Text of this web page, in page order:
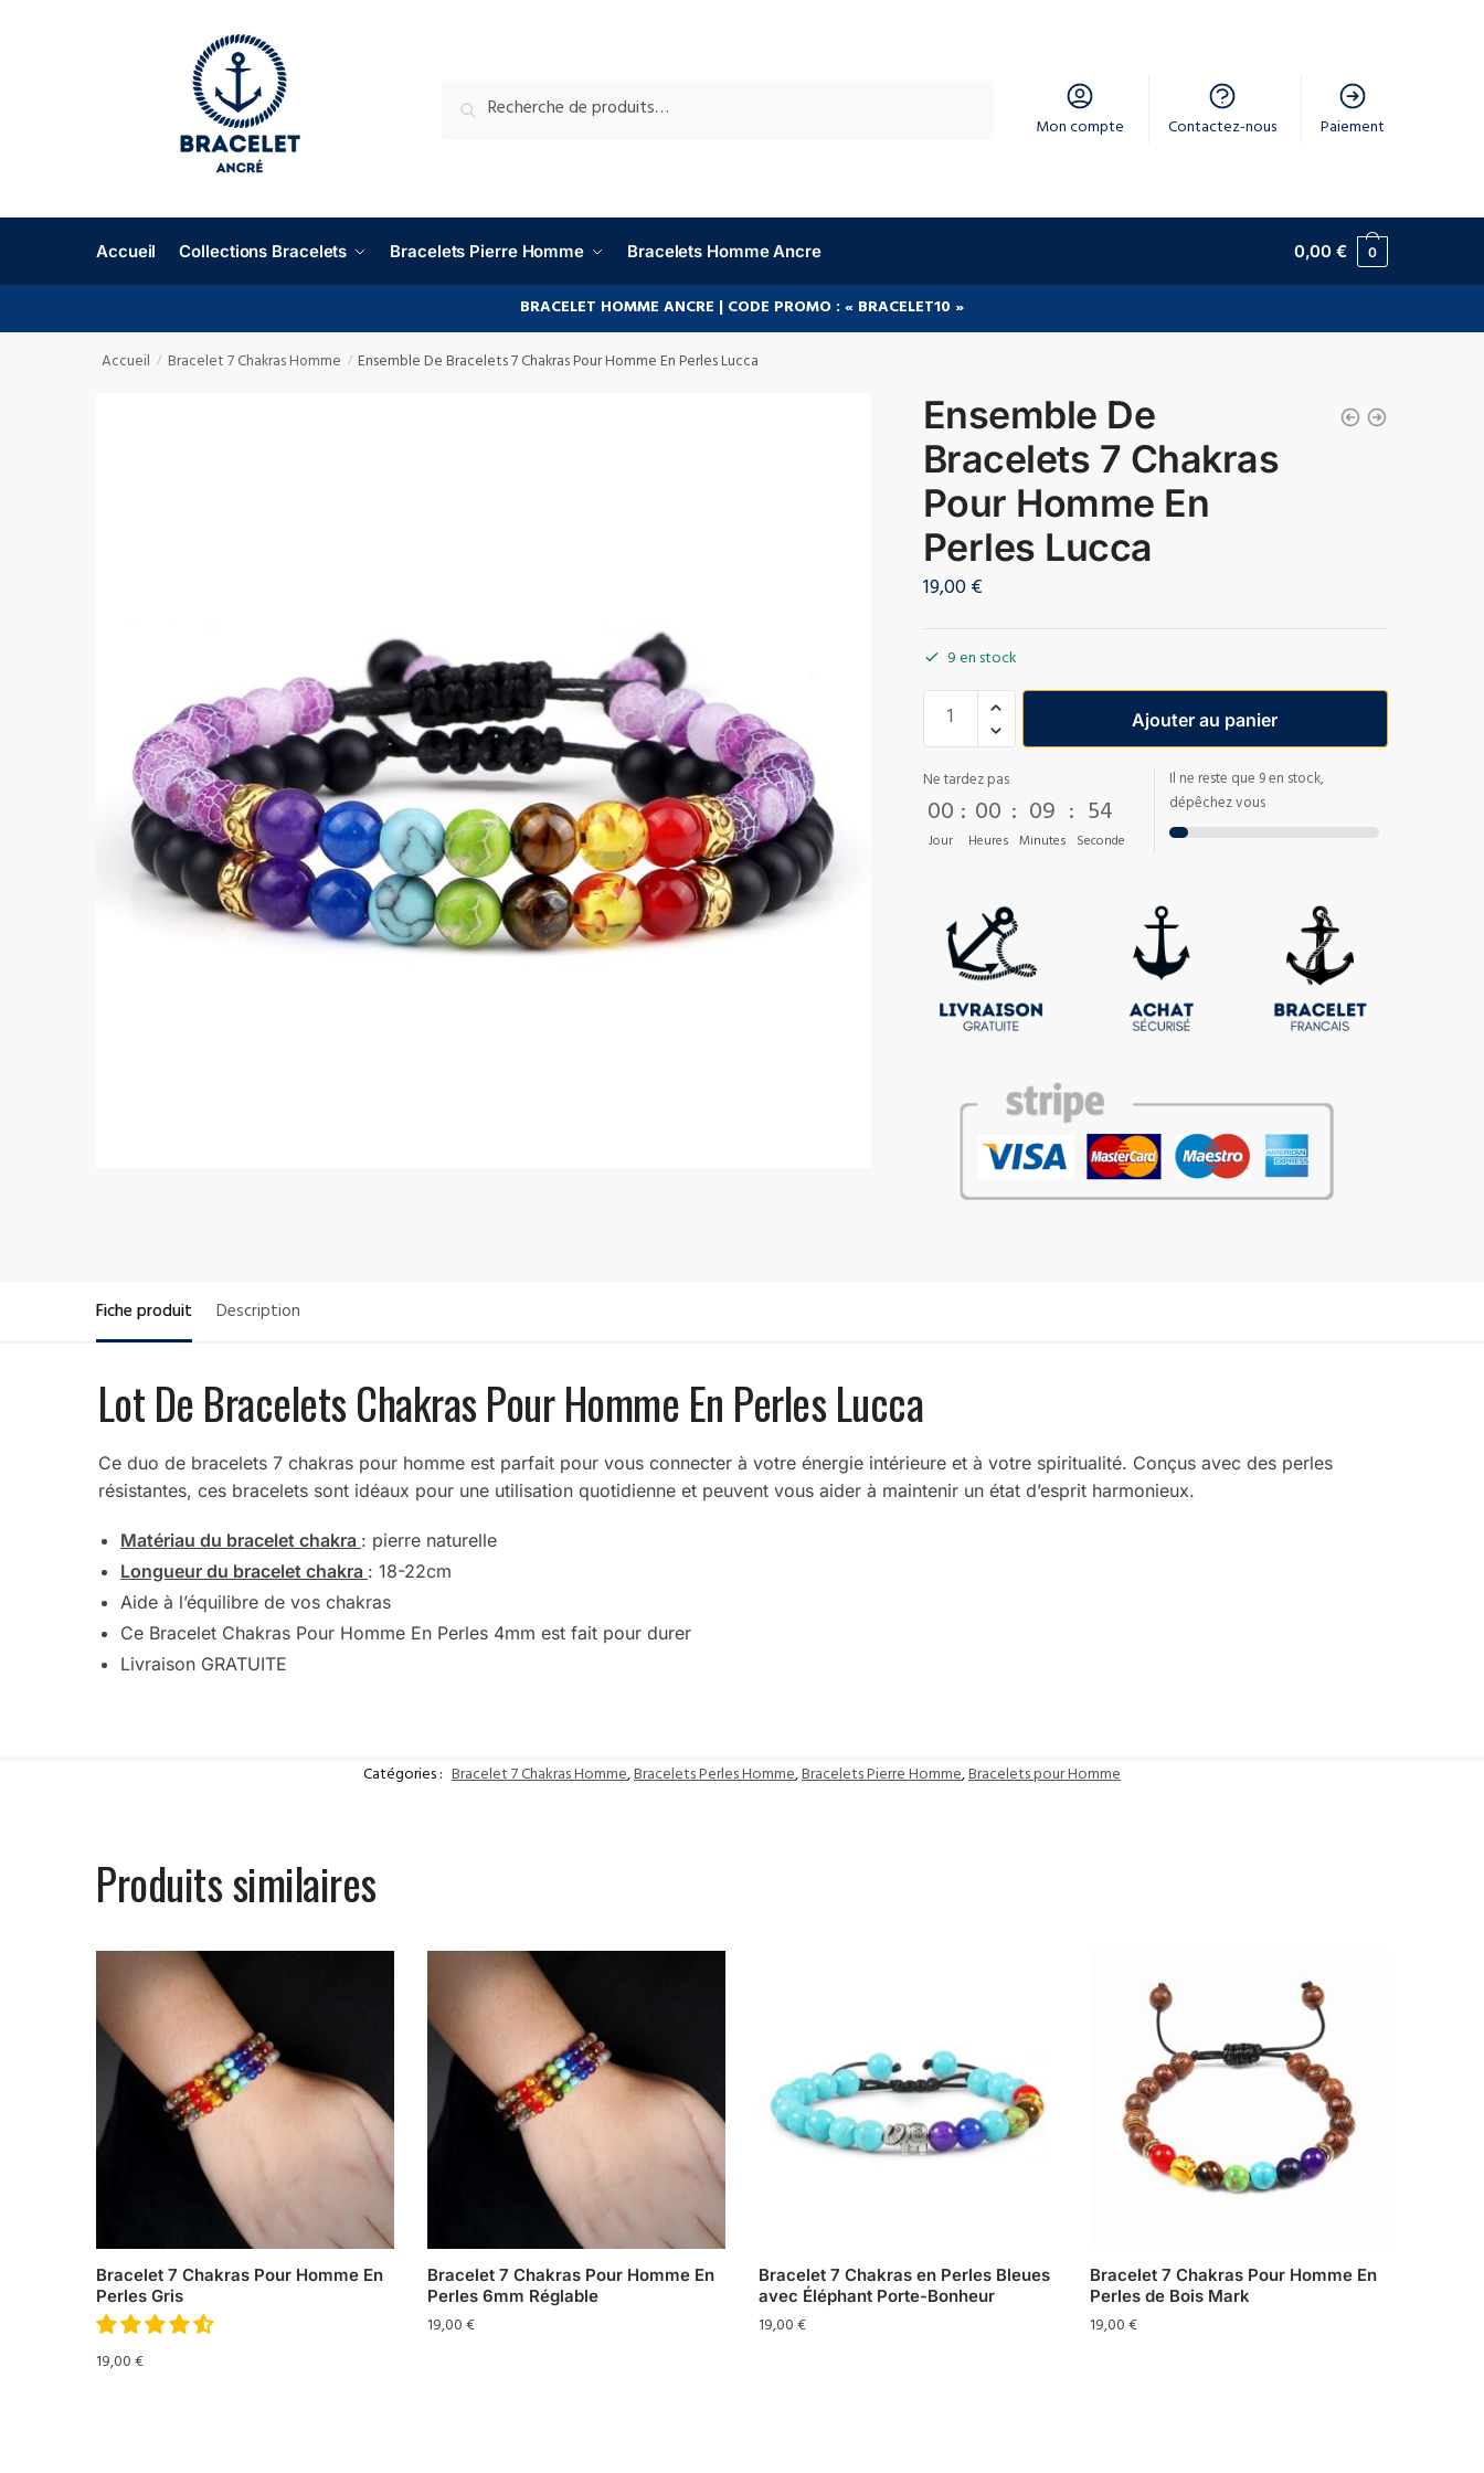
Mon compte Contactez-nous Paiement
Accueil Collections Bracelets Bracelets Pierre Homme Bracelets Homme Ancre 0,00€ 0
BRACELET HOMME ANCRE | CODE PROMO : « BRACELET10 »
Accueil / Bracelet 7 Chakras Homme / Ensemble De Bracelets 7 Chakras Pour Homme En Perles Lucca
Ensemble De
Bracelets 7 Chakras
Pour Homme En
Perles Lucca
19,00€
9 en stock
Ajouter au panier
Ne tardez pas
00
Jour
: 00
Heures
: 09
Minutes
: 53
Seconde
Il ne reste que 9 en stock,
dépêchez vous
Fiche produit Description
Lot De Bracelets Chakras Pour Homme En Perles Lucca
Ce duo de bracelets 7 chakras pour homme est parfait pour vous connecter à votre énergie intérieure et à votre spiritualité. Conçus avec des perles
résistantes, ces bracelets sont idéaux pour une utilisation quotidienne et peuvent vous aider à maintenir un état d’esprit harmonieux.
Matériau du bracelet chakra : pierre naturelle
Longueur du bracelet chakra : 18-22cm
Aide à l’équilibre de vos chakras
Ce Bracelet Chakras Pour Homme En Perles 4mm est fait pour durer
Livraison GRATUITE
Catégories : Bracelet 7 Chakras Homme,Bracelets Perles Homme,Bracelets Pierre Homme,Bracelets pour Homme
Produits similaires
Bracelet 7 Chakras Pour Homme En
Perles Gris
19,00€
Bracelet 7 Chakras Pour Homme En
Perles 6mm Réglable
19,00€
Bracelet 7 Chakras en Perles Bleues
avec Éléphant Porte-Bonheur
19,00€
Bracelet 7 Chakras Pour Homme En
Perles de Bois Mark
19,00€